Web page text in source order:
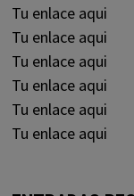
Tu enlace aqui
Tu enlace aqui
Tu enlace aqui
Tu enlace aqui
Tu enlace aqui
Tu enlace aqui